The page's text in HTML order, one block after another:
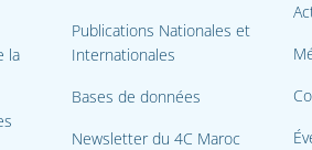
la
Publications Nationales et
Internationales
Bases de données
Newsletter du 4C Maroc